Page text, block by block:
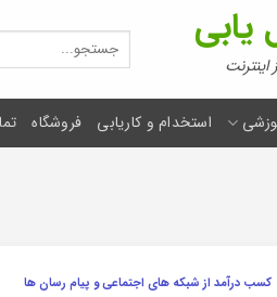
جستجو
برای:
استخدام و کاریابی فروشگاه
کسب درآمد از شبکه های اجتماعی و پیام رسان ها